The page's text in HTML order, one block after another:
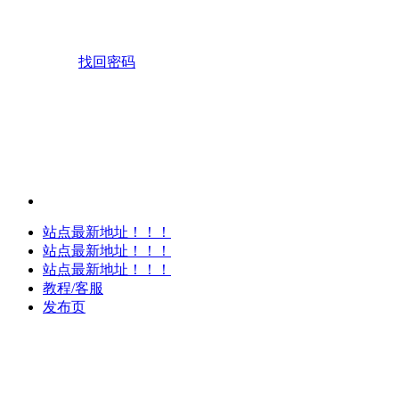
找回密码
站点最新地址！！！
站点最新地址！！！
站点最新地址！！！
教程/客服
发布页